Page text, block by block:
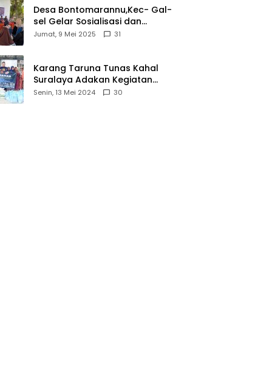
Desa Bontomarannu,Kec- Gal-
sel Gelar Sosialisasi dan
Bimtek Pemutakhiran Data ID
Jumat, 9 Mei 2025 31
Karang Taruna Tunas Kahal
Suralaya Adakan Kegiatan
Bansos Terhadap Kaum
Senin, 13 Mei 2024 30